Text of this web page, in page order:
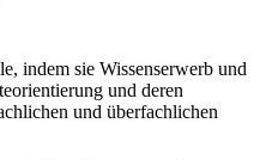
indem sie Wissenserwerb und
und deren
und überfachlichen